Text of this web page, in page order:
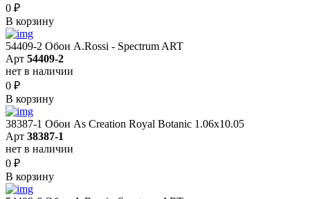
0 ₽
В корзину
54409-2 Обои A.Rossi - Spectrum ART
Арт 54409-2
нет в наличии
0 ₽
В корзину
38387-1 Обои As Creation Royal Botanic 1.06x10.05
Арт 38387-1
нет в наличии
0 ₽
В корзину